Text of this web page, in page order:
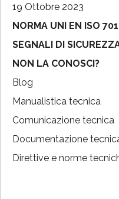
19 Ottobre 2023
NORMA UNI EN ISO
SEGNALI DI
NON LA CONOSCI?
Blog
Manualistica tecnica
Comunicazione tecnica
Documentazione
Direttive e norme